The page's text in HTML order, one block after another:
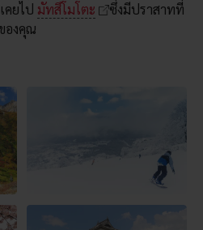
คยไป มัทสึโมโตะ
ซึ่งมีปราสาทที่
องคุณ